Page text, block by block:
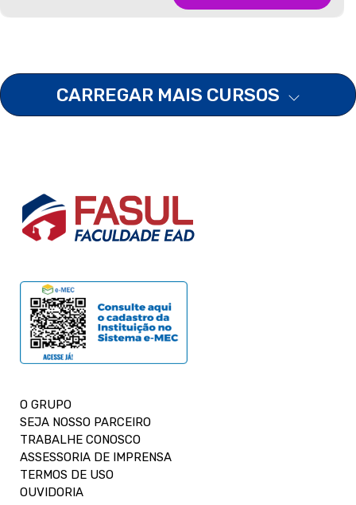
CARREGAR MAIS CURSOS
O GRUPO
SEJA NOSSO PARCEIRO
TRABALHE CONOSCO
ASSESSORIA DE IMPRENSA
TERMOS DE USO
OUVIDORIA